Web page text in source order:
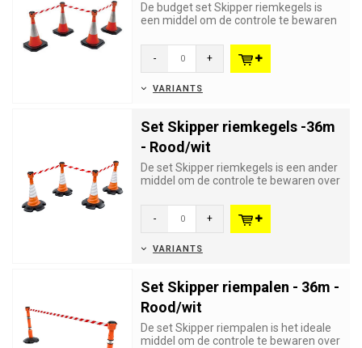
De budget set Skipper riemkegels is
een middel om de controle te bewaren
- +
VARIANTS
Set Skipper riemkegels -36m
- Rood/wit
De set Skipper riemkegels is een ander
middel om de controle te bewaren over
- +
VARIANTS
Set Skipper riempalen - 36m -
Rood/wit
De set Skipper riempalen is het ideale
middel om de controle te bewaren over